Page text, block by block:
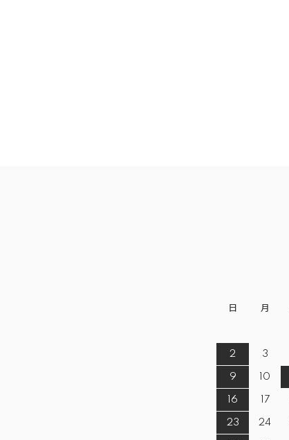
日 月
2 3
9 10
16 17
23 24